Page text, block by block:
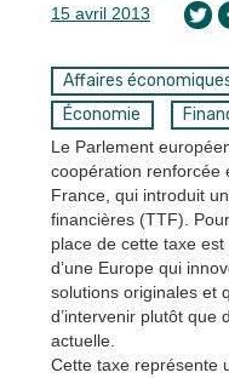
15 avril 2013
Affaires
Économie
Le Parlement
coopération renforcée
France, qui introduit
financières (TTF).
place de cette taxe
d’une Europe qui
solutions originales et
d’intervenir plutôt que
actuelle.
Cette taxe représente